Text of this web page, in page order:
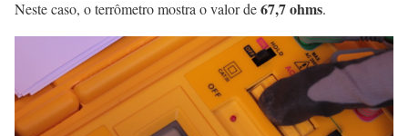
Neste caso, o terrômetro mostra o valor de67,7 ohms.